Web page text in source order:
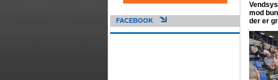
FACEBOOK
mod
der er